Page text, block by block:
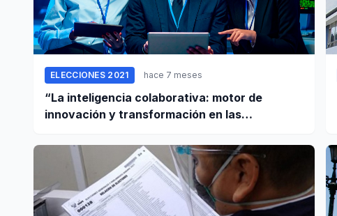
ELECCIONES 2021 hace 7 meses
“La inteligencia colaborativa: motor de
innovación y transformación en las